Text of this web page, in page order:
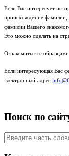
Если Вас интересует
происхождение фамилии,
фамилии Вашего
Это можно сделать на
Ознакомиться с
Если интересующая Вас
электронный адрес
Поиск по